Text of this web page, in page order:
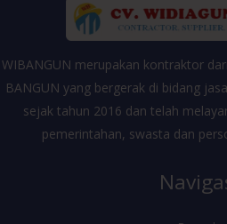
WIBANGUN merupakan kontraktor
BANGUN yang bergerak di bidang
sejak tahun 2016 dan telah
pemerintahan, swasta dan